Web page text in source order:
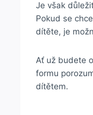
Je⁤ však
Pokud se
dítěte, je
Ať už⁤ budete
formu
dítětem.